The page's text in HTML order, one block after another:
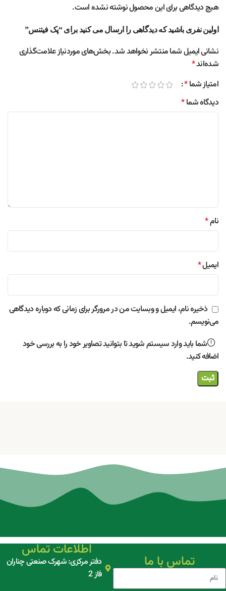
هیچ دیدگاهی برای این محصول نوشته نشده است.
اولین نفری باشید که دیدگاهی را ارسال می کنید برای “پک فیتنس”
نشانی ایمیل شما منتشر نخواهد شد.بخش‌های موردنیاز علامت‌گذاری
شده‌اند*
امتیاز شما*
دیدگاه شما*
نام*
ایمیل*
ذخیره نام، ایمیل و وبسایت من در مرورگر برای زمانی که دوباره دیدگاهی
می‌نویسم.
شما باید وارد سیستم شوید تا بتوانید تصاویر خود را به بررسی خود
اضافه کنید.
تماس با ما
اطلاعات تماس
دفتر مرکزی: شهرک صنعتی چناران
فاز 2